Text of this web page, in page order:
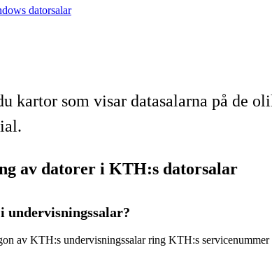
datorsalar
kartor som visar datasalarna på de
av datorer i KTH:s datorsalar
undervisningssalar?
av KTH:s undervisningssalar ring KTH:s